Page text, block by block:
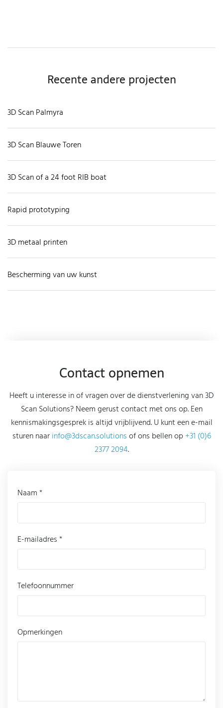
Recente andere projecten
3D Scan Palmyra
3D Scan Blauwe Toren
3D Scan of a 24 foot RIB boat
Rapid prototyping
3D metaal printen
Bescherming van uw kunst
Contact opnemen
Heeft u interesse in of vragen over de dienstverlening van 3D
Scan Solutions? Neem gerust contact met ons op. Een
kennismakingsgesprek is altijd vrijblijvend. U kunt een e-mail
sturen naar info@3dscan.solutions of ons bellen op +31 (0)6
2377 2094.
Naam *
E-mailadres *
Telefoonnummer
Opmerkingen